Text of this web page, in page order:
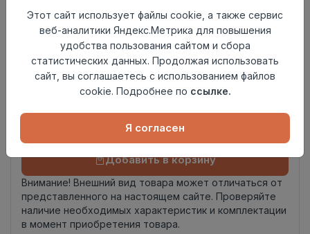
АктуальностьАктуален
ковролина
Ковролин иглопробивной
Страна
происхождения
Сербия
Добавить в корзину
Внимание! Внешний вид товара может отличаться от
представленного на настоящем сайте. Проверяйте
наличие необходимых характеристик и комплектации
в момент приобретения товара.
Этот сайт использует файлы cookie, а также сервис
веб-аналитики Яндекс.Метрика для повышения
удобства пользования сайтом и сбора
статистических данных. Продолжая использовать
сайт, вы соглашаетесь с использованием файлов
cookie. Подробнее по ссылке.
Я согласен